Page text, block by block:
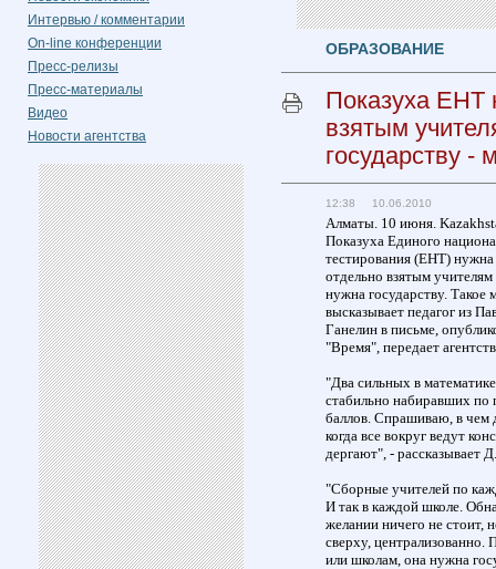
Интервью / комментарии
On-line конференции
Пресс-релизы
Пресс-материалы
Видео
Новости агентства
ОБРАЗОВАНИЕ
Показуха ЕНТ
взятым
государству
12:38 10.06.2010
Алматы. 10 июня.
Показуха Единого
тестирования (ЕНТ) нужна
отдельно взятым
нужна государству. Такое
высказывает педагог из
Ганелин в письме,
"Время", передает
"Два сильных в
стабильно набиравших по
баллов. Спрашиваю, в чем
когда все вокруг ведут
дергают", - рассказывает
"Сборные учителей по
И так в каждой школе.
желании ничего не стоит,
сверху, централизованно.
или школам, она нужна